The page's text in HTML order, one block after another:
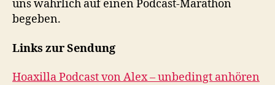
uns wahrlich auf einen Podcast-Marathon
begeben.
Links zur Sendung
Hoaxilla Podcast von Alex – unbedingt anhören